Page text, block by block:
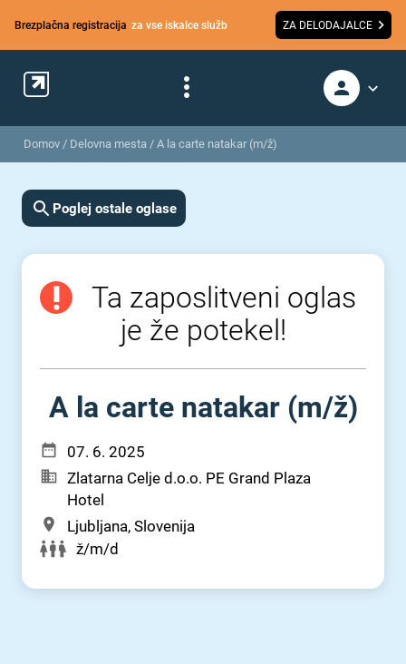
Brezplačna registracija za vse iskalce služb ZA DELODAJALCE
Domov / Delovna mesta / A la carte natakar (m/ž)
Poglej ostale oglase
Ta zaposlitveni oglas
je že potekel!
A la carte natakar (m⁠/⁠ž)
07. 6. 2025
Zlatarna Celje d.o.o. PE Grand Plaza
Hotel
Ljubljana, Slovenija
ž/m/d